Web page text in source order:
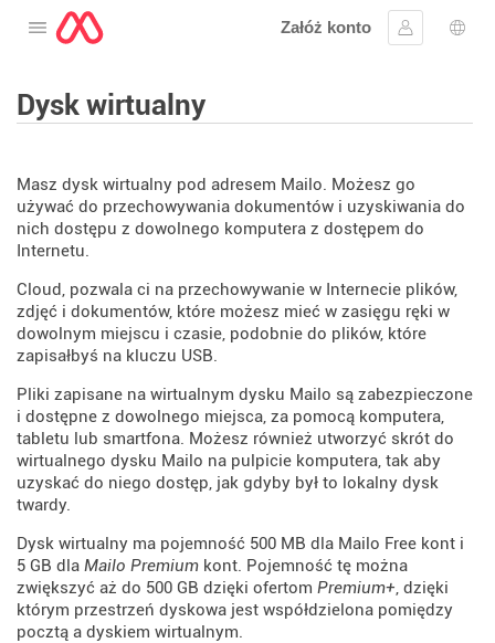
Otwórz menu
Załóż konto
Zaloguj się
Dysk wirtualny
Masz dysk wirtualny pod adresem Mailo. Możesz go
używać do przechowywania dokumentów i uzyskiwania do
nich dostępu z dowolnego komputera z dostępem do
Internetu.
Cloud, pozwala ci na przechowywanie w Internecie plików,
zdjęć i dokumentów, które możesz mieć w zasięgu ręki w
dowolnym miejscu i czasie, podobnie do plików, które
zapisałbyś na kluczu USB.
Pliki zapisane na wirtualnym dysku Mailo są zabezpieczone
i dostępne z dowolnego miejsca, za pomocą komputera,
tabletu lub smartfona. Możesz również utworzyć skrót do
wirtualnego dysku Mailo na pulpicie komputera, tak aby
uzyskać do niego dostęp, jak gdyby był to lokalny dysk
twardy.
Dysk wirtualny ma pojemność 500 MB dla Mailo Free kont i
5 GB dla Mailo Premium kont. Pojemność tę można
zwiększyć aż do 500 GB dzięki ofertom Premium+, dzięki
którym przestrzeń dyskowa jest współdzielona pomiędzy
pocztą a dyskiem wirtualnym.